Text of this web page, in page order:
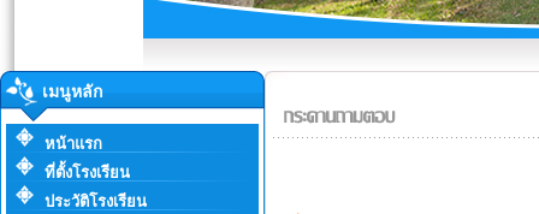
เมนูหลัก
หน้าแรก
ที่ตั้งโรงเรียน
ประวัติโรงเรียน